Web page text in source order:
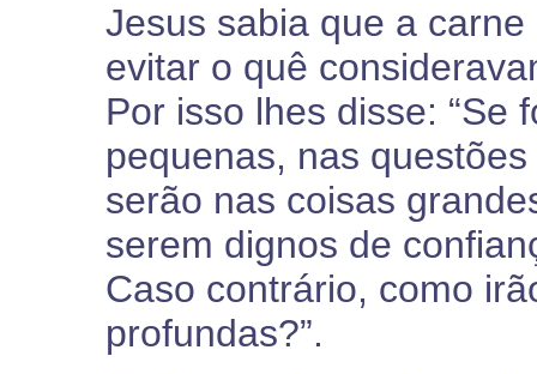
Jesus sabia que a
evitar o quê
Por isso lhes disse: “Se
pequenas, nas
serão nas coisas
serem dignos de
Caso contrário, como
profundas?”.